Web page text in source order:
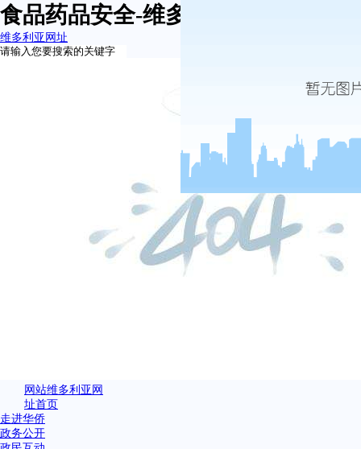
食品药品安全-维多利亚网址
维多利亚网址
网站维多利亚网
址首页
走进华侨
政务公开